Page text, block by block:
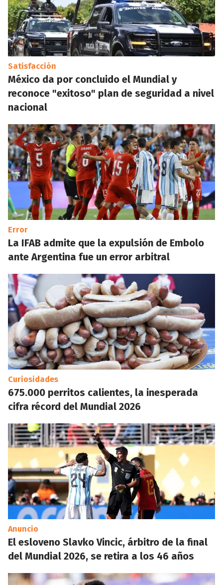
Satisfacción
México da por concluido el Mundial y
reconoce "exitoso" plan de seguridad a nivel
nacional
Error
La IFAB admite que la expulsión de Embolo
ante Argentina fue un error arbitral
Curiosidades
675.000 perritos calientes, la inesperada
cifra récord del Mundial 2026
Anuncio
El esloveno Slavko Vincic, árbitro de la final
del Mundial 2026, se retira a los 46 años